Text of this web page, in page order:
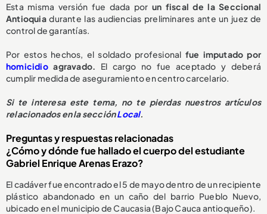
Esta misma versión fue dada por un fiscal de la Seccional
Antioquiadurante las audiencias preliminares ante un juez de
control de garantías.
Por estos hechos, el soldado profesional fue imputado por
homicidioagravado. El cargo no fue aceptado y deberá
cumplir medida de aseguramiento en centro carcelario.
Si te interesa este tema, no te pierdas nuestros artículos
relacionados en la secciónLocal.
Preguntas y respuestas relacionadas
¿Cómo y dónde fue hallado el cuerpo del estudiante
Gabriel Enrique Arenas Erazo?
El cadáver fue encontrado el 5 de mayo dentro de un recipiente
plástico abandonado en un caño del barrio Pueblo Nuevo,
ubicado en el municipio de Caucasia (Bajo Cauca antioqueño).